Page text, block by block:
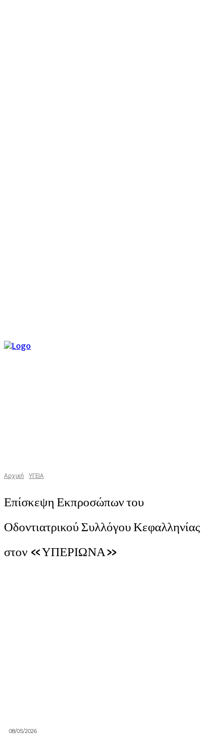
Αρχική YΓΕΙΑ
Επίσκεψη Εκπροσώπων του
Οδοντιατρικού Συλλόγου Κεφαλληνίας
στον «ΥΠΕΡΙΩΝΑ»
08/05/2026